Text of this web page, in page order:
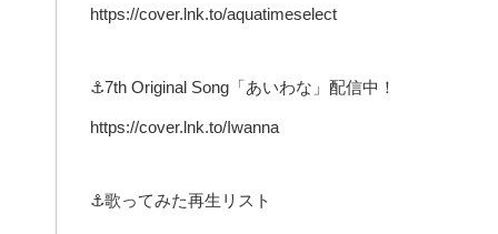
https://cover.lnk.to/aquatimeselect
⚓7th Original Song「あいわな」配信中！
https://cover.lnk.to/Iwanna
⚓歌ってみた再生リスト